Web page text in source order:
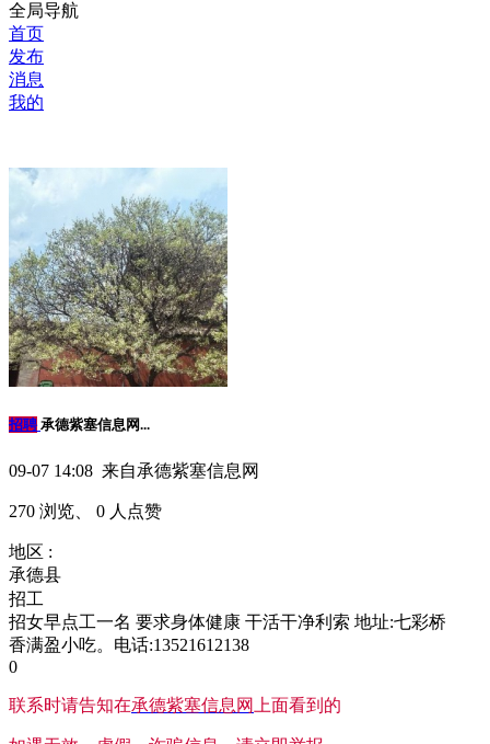
全局导航
首页
发布
消息
我的
招聘 承德紫塞信息网...
09-07 14:08 来自承德紫塞信息网
270 浏览、 0 人点赞
地区 :
承德县
招工
招女早点工一名 要求身体健康 干活干净利索 地址:七彩桥
香满盈小吃。电话:13521612138
0
联系时请告知在承德紫塞信息网 上面看到的